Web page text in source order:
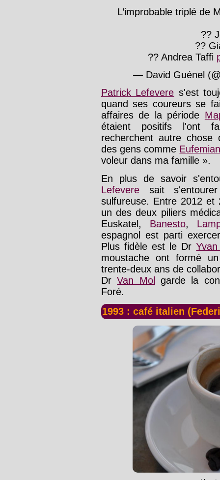
L’improbable triplé de
??
??
?? Andrea Taffi
— David Guénel
Patrick Lefevere s'est
quand ses coureurs se
affaires de la période
étaient positifs l'ont
recherchent autre chose
des gens comme
voleur dans ma famille ».
En plus de savoir
Lefevere sait
sulfureuse. Entre 2012
un des deux piliers
Euskatel, Banesto,
espagnol est parti
Plus fidèle est le Dr
moustache ont formé
trente-deux ans de
DrVan Molgarde la
Foré.
1993 : café italien